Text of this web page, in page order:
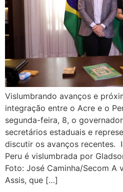
Vislumbrando avanços e
integração entre o Acre e o
segunda-feira, 8, o
secretários estaduais e
discutir os avanços recentes.
Peru é vislumbrada por
Foto: José Caminha/Secom A
Assis, que […]